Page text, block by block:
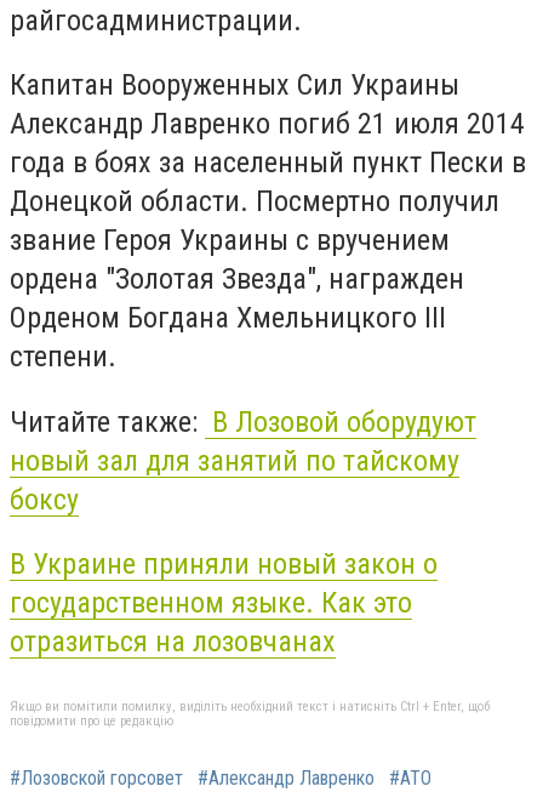
райгосадминистрации.
Капитан Вооруженных Сил Украины
Александр Лавренко погиб 21 июля 2014
года в боях за населенный пункт Пески в
Донецкой области. Посмертно получил
звание Героя Украины с вручением
ордена "Золотая Звезда", награжден
Орденом Богдана Хмельницкого ІІІ
cтепени.
Читайте также: В Лозовой оборудуют
новый зал для занятий по тайскому
боксу
В Украине приняли новый закон о
государственном языке. Как это
отразиться на лозовчанах
Якщо ви помітили помилку, виділіть необхідний текст і натисніть Ctrl + Enter, щоб
повідомити про це редакцію
#Лозовской горсовет #Александр Лавренко #АТО